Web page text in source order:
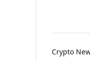
Crypto